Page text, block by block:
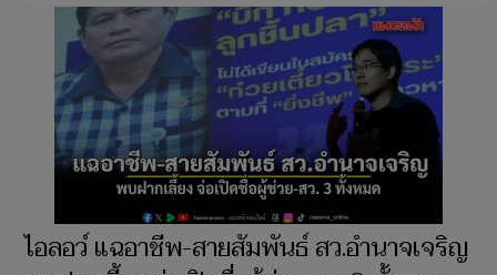
ไอลอว์ แฉอาชีพ-สายสัมพันธ์ สว.อำนาจเจริญ